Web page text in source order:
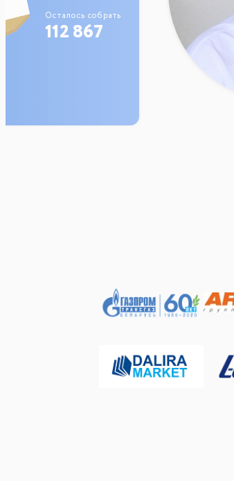
Осталось собрать
112 867